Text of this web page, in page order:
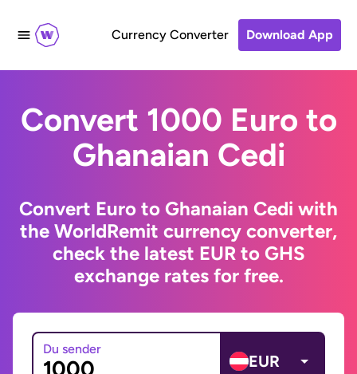
Currency Converter Download App
Convert 1000 Euro to
Ghanaian Cedi
Convert Euro to Ghanaian Cedi with
the WorldRemit currency converter,
check the latest EUR to GHS
exchange rates for free.
Du sender
EUR